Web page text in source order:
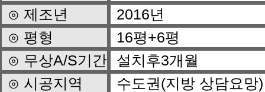
⊙ 제조년
2016년
⊙ 평형
16평+6평
⊙ 무상A/S기간
설치후3개월
⊙ 시공지역
수도권(지방 상담요망)